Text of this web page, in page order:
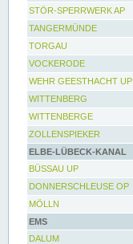
STÖR-SPERRWERK AP
TANGERMÜNDE
TORGAU
VOCKERODE
WEHR GEESTHACHT UP
WITTENBERG
WITTENBERGE
ZOLLENSPIEKER
ELBE-LÜBECK-KANAL
BÜSSAU UP
DONNERSCHLEUSE OP
MÖLLN
EMS
DALUM